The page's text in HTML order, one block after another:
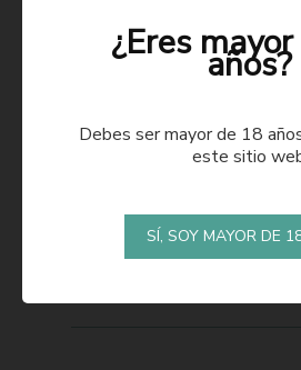
¿Eresaños?
Debes ser mayor de 18
este sitio
SÍ, SOY MAYOR DE